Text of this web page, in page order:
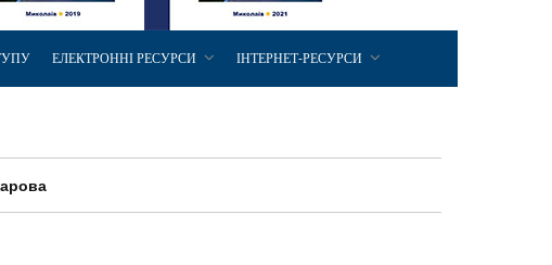
ЕЛЕКТРОННІ РЕСУРСИ ІНТЕРНЕТ-РЕСУРСИ